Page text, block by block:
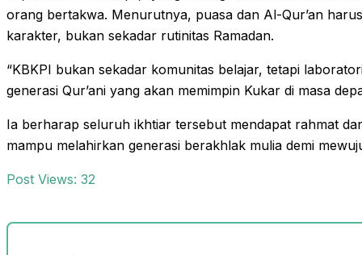
orang bertakwa. Menurutnya, puasa dan Al-Qur’an
karakter, bukan sekadar rutinitas Ramadan.
“KBKPI bukan sekadar komunitas belajar, tetapi
generasi Qur’ani yang akan memimpin Kukar di masa
Ia berharap seluruh ikhtiar tersebut mendapat rahmat
mampu melahirkan generasi berakhlak mulia demi
Post Views: 32